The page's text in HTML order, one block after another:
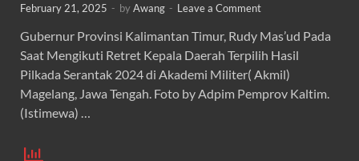
February 21, 2025 - byAwang - Leave a Comment
Gubernur Provinsi Kalimantan Timur, Rudy Mas’ud Pada
Saat Mengikuti Retret Kepala Daerah Terpilih Hasil
Pilkada Serantak 2024 di Akademi Militer( Akmil)
Magelang, Jawa Tengah. Foto by Adpim Pemprov Kaltim.
(Istimewa) …